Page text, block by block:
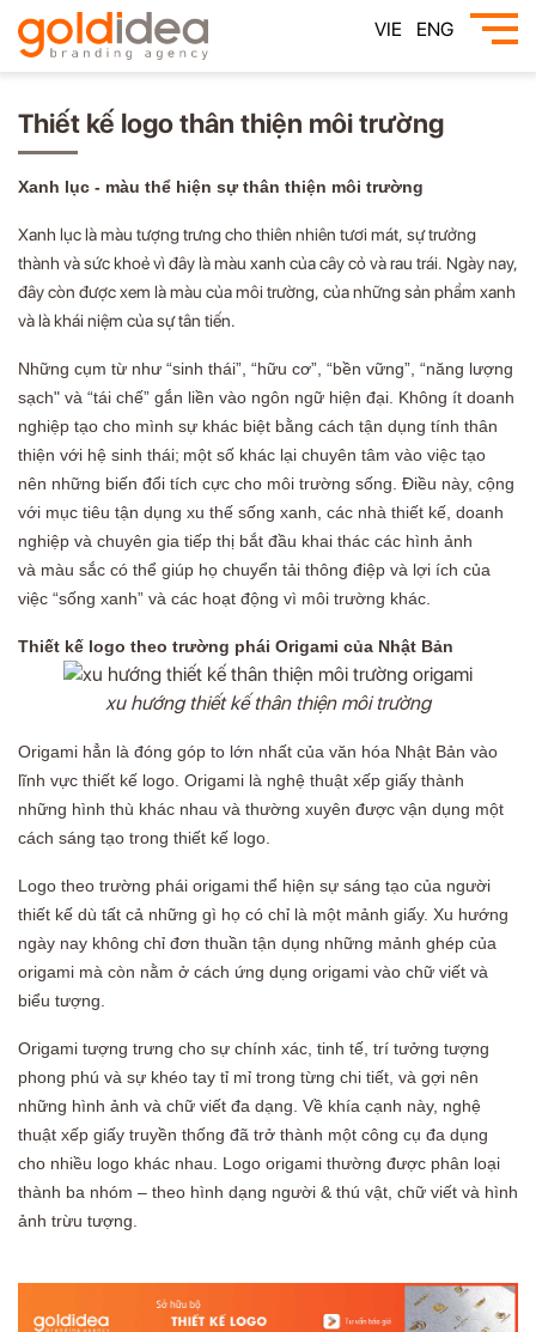
VIE ENG
Thiết kế logo thân thiện môi trường
Xanh lục - màu thể hiện sự thân thiện môi trường
Xanh lục là màu tượng trưng cho thiên nhiên tươi mát, sự trưởng
thành và sức khoẻ vì đây là màu xanh của cây cỏ và rau trái. Ngày nay,
đây còn được xem là màu của môi trường, của những sản phẩm xanh
và là khái niệm của sự tân tiến.
Những cụm từ như “sinh thái”, “hữu cơ”, “bền vững”, “năng lượng
sạch" và “tái chế” gắn liền vào ngôn ngữ hiện đại. Không ít doanh
nghiệp tạo cho mình sự khác biệt bằng cách tận dụng tính thân
thiện với hệ sinh thái; một số khác lại chuyên tâm vào việc tạo
nên những biến đổi tích cực cho môi trường sống. Điều này, cộng
với mục tiêu tận dụng xu thế sống xanh, các nhà thiết kế, doanh
nghiệp và chuyên gia tiếp thị bắt đầu khai thác các hình ảnh
và màu sắc có thể giúp họ chuyển tải thông điệp và lợi ích của
việc “sống xanh” và các hoạt động vì môi trường khác.
Thiết kế logo theo trường phái Origami của Nhật Bản
xu hướng thiết kế thân thiện môi trường
Origami hẳn là đóng góp to lớn nhất của văn hóa Nhật Bản vào
lĩnh vực thiết kế logo. Origami là nghệ thuật xếp giấy thành
những hình thù khác nhau và thường xuyên được vận dụng một
cách sáng tạo trong thiết kế logo.
Logo theo trường phái origami thể hiện sự sáng tạo của người
thiết kế dù tất cả những gì họ có chỉ là một mảnh giấy. Xu hướng
ngày nay không chỉ đơn thuần tận dụng những mảnh ghép của
origami mà còn nằm ở cách ứng dụng origami vào chữ viết và
biểu tượng.
Origami tượng trưng cho sự chính xác, tinh tế, trí tưởng tượng
phong phú và sự khéo tay tỉ mỉ trong từng chi tiết, và gợi nên
những hình ảnh và chữ viết đa dạng. Về khía cạnh này, nghệ
thuật xếp giấy truyền thống đã trở thành một công cụ đa dụng
cho nhiều logo khác nhau. Logo origami thường được phân loại
thành ba nhóm – theo hình dạng người & thú vật, chữ viết và hình
ảnh trừu tượng.